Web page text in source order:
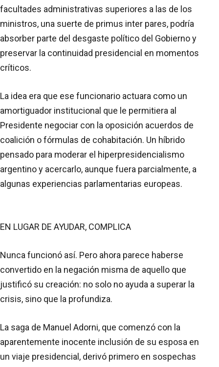
facultades administrativas superiores a las de los
ministros, una suerte de primus inter pares, podría
absorber parte del desgaste político del Gobierno y
preservar la continuidad presidencial en momentos
críticos.
La idea era que ese funcionario actuara como un
amortiguador institucional que le permitiera al
Presidente negociar con la oposición acuerdos de
coalición o fórmulas de cohabitación. Un híbrido
pensado para moderar el hiperpresidencialismo
argentino y acercarlo, aunque fuera parcialmente, a
algunas experiencias parlamentarias europeas.
EN LUGAR DE AYUDAR, COMPLICA
Nunca funcionó así. Pero ahora parece haberse
convertido en la negación misma de aquello que
justificó su creación: no solo no ayuda a superar la
crisis, sino que la profundiza.
La saga de Manuel Adorni, que comenzó con la
aparentemente inocente inclusión de su esposa en
un viaje presidencial, derivó primero en sospechas